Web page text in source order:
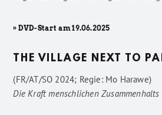
» DVD-Start am 19.06.2025
THE VILLAGE NEXT TO
(FR/AT/SO 2024; Regie: Mo Harawe)
Die Kraft menschlichen Zusammenhalts